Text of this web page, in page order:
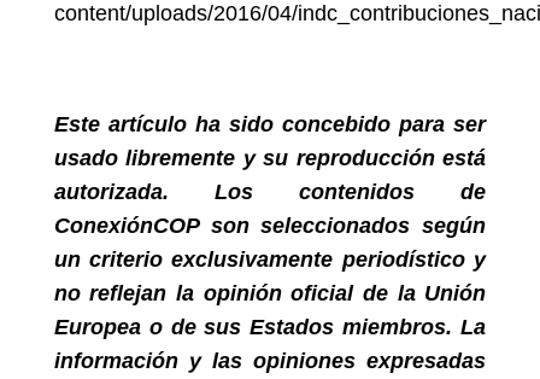
content/uploads/2016/04/
Este artículo ha sido concebido para ser
usado libremente y su reproducción está
autorizada.
Los contenidos de
ConexiónCOP son seleccionados según
un criterio exclusivamente periodístico y
no reflejan la opinión oficial de la Unión
Europea o de sus Estados miembros. La
información y las opiniones expresadas